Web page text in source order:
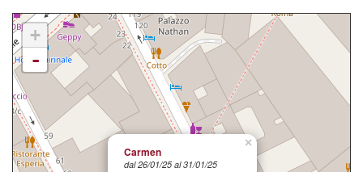
×
Carmen
dal 26/01/25 al 31/01/25
+
-